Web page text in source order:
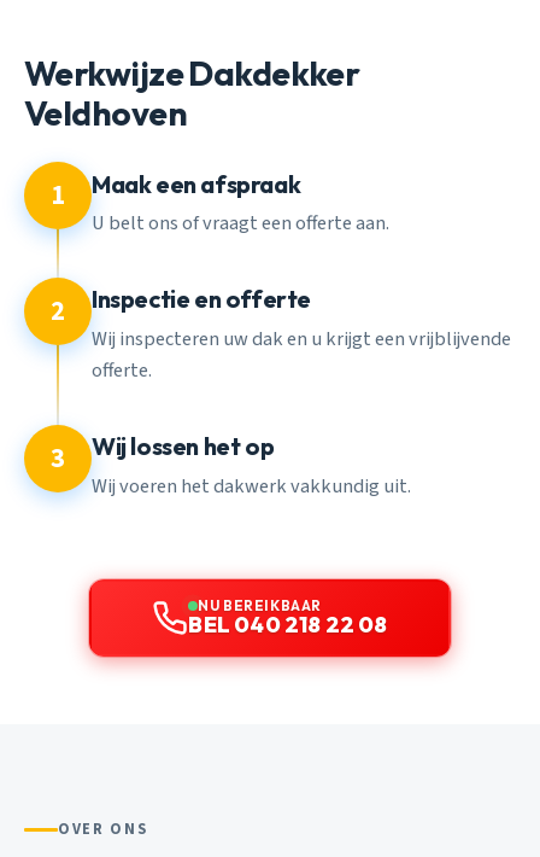
Werkwijze Dakdekker
Veldhoven
1 Maak een afspraak
U belt ons of vraagt een offerte aan.
2 Inspectie en offerte
Wij inspecteren uw dak en u krijgt een vrijblijvende
offerte.
3 Wij lossen het op
Wij voeren het dakwerk vakkundig uit.
NU BEREIKBAAR
BEL 040 218 22 08
OVER ONS